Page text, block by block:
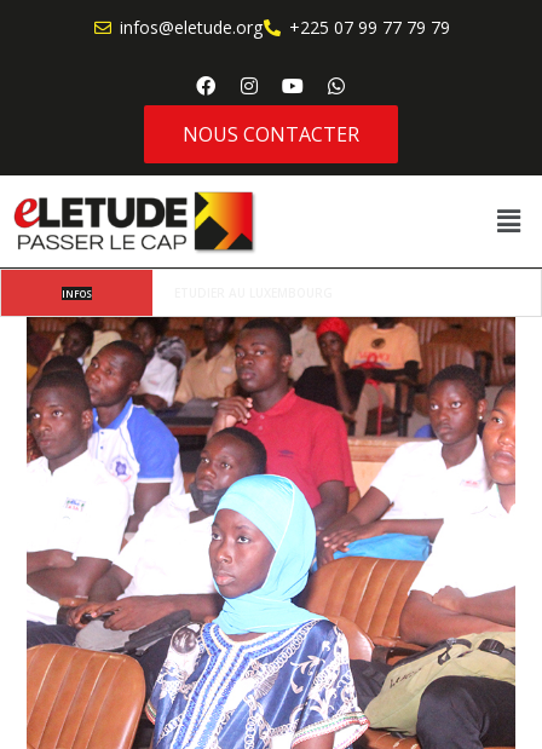
infos@eletude.org +225 07 99 77 79 79
NOUS CONTACTER
INFOS